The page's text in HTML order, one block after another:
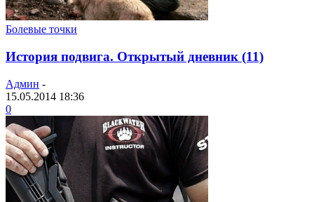
Болевые точки
История подвига. Открытый дневник (11)
Админ -
15.05.2014 18:36
0